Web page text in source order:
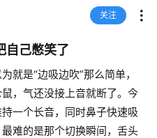
关注
自己憋笑了
就是“边吸边吹”那么简单，
，气还没接上音就断了。今
一个长音，同时鼻子快速吸
难的是那个切换瞬间，舌头